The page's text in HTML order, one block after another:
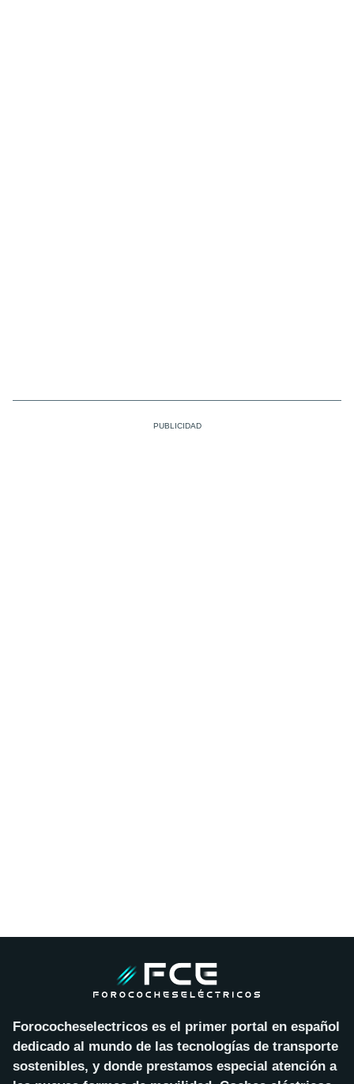
Forococheselectricos es el primer portal en español
dedicado al mundo de las tecnologías de transporte
sostenibles, y donde prestamos especial atención a